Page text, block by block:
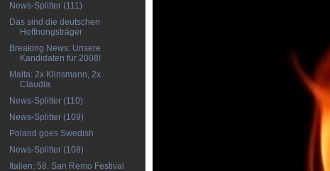
News-Splitter (111)
Das sind die deutschen
Hoffnungsträger
Breaking News: Unsere
Kandidaten für 2008!
Malta: 2x Klinsmann, 2x
Claudia
News-Splitter (110)
News-Splitter (109)
Poland goes Swedish
News-Splitter (108)
Italien: 58. San Remo Festival